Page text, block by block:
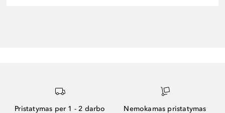
Pristatymas per 1 - 2 darbo
Nemokamas pristatymas